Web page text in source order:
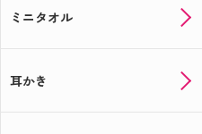
ミニタオル
耳かき